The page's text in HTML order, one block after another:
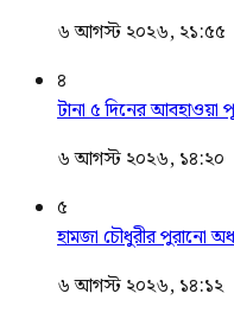
৬ আগস্ট ২০২৬, ২১:৫৫
৪
টানা ৫ দিনের আবহাওয়া
৬ আগস্ট ২০২৬, ১৪:২০
৫
হামজা চৌধুরীর পুরানো
৬ আগস্ট ২০২৬, ১৪:১২